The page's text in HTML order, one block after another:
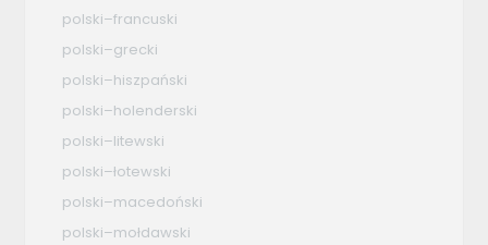
polski–francuski
polski–grecki
polski–hiszpański
polski–holenderski
polski–litewski
polski–łotewski
polski–macedoński
polski–mołdawski